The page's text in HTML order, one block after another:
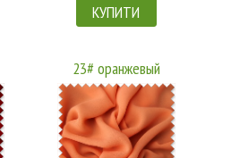
КУПИТИ
23# оранжевый